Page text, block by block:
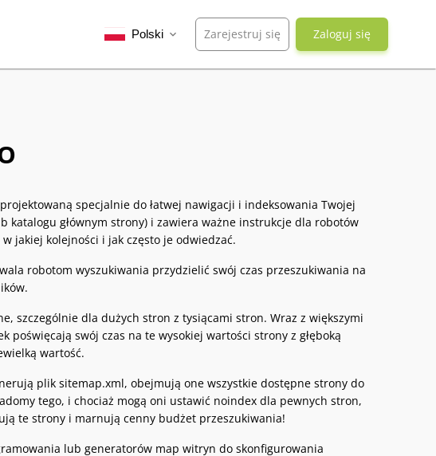
Polski expand_more Zarejestruj się Zaloguj się
specjalnie do łatwej nawigacji i indeksowania Twojej
katalogu głównym strony) i zawiera ważne instrukcje dla robotów
jakiej kolejności i jak często je odwiedzać.
robotom wyszukiwania przydzielić swój czas przeszukiwania na
szczególnie dla dużych stron z tysiącami stron. Wraz z większymi
swój czas na te wysokiej wartości strony z głęboką
wartość.
plik sitemap.xml, obejmują one wszystkie dostępne strony do
tego, i chociaż mogą oni ustawić noindex dla pewnych stron,
te strony i marnują cenny budżet przeszukiwania!
lub generatorów map witryn do skonfigurowania